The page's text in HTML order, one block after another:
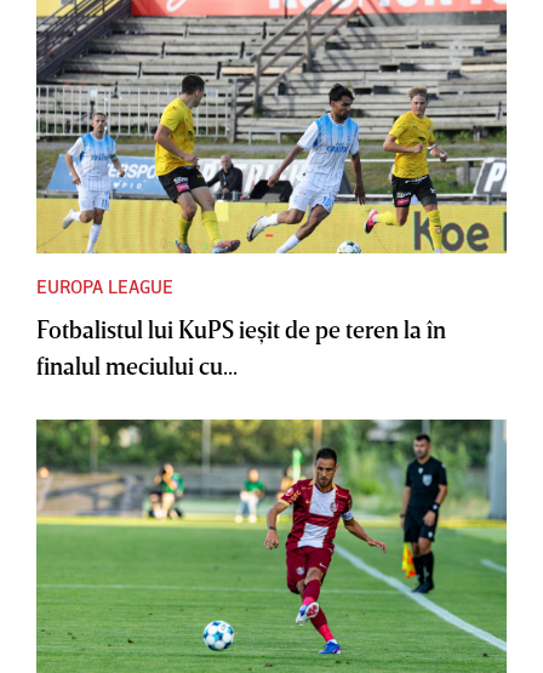
EUROPA LEAGUE
Fotbalistul lui KuPS ieşit de pe teren la în
finalul meciului cu...